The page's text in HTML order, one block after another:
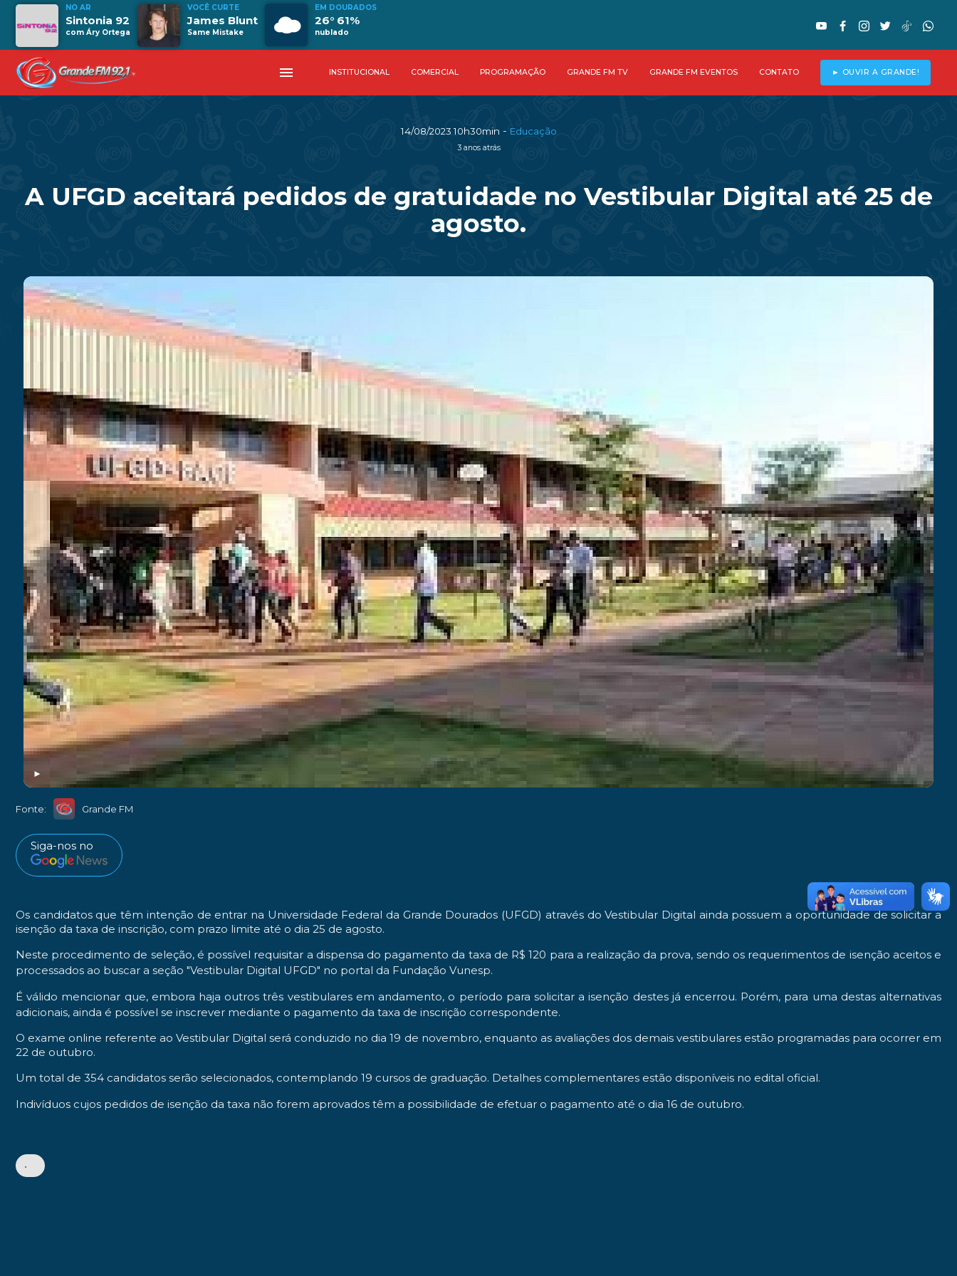
NO AR
Sintonia 92
com Áry Ortega
VOCÊ CURTE
James Blunt
Same Mistake
EM DOURADOS
26° 61%
nublado
menu INSTITUCIONAL COMERCIAL PROGRAMAÇÃO GRANDE FM TV GRANDE FM EVENTOS CONTATO ► OUVIR A GRANDE!
14/08/2023 10h30min - Educação
3 anos atrás
A UFGD aceitará pedidos de gratuidade no Vestibular Digital até 25 de
agosto.
►
Fonte: Grande FM
Siga-nos no
Os candidatos que têm intenção de entrar na Universidade Federal da Grande Dourados (UFGD) através do Vestibular Digital ainda possuem a oportunidade de solicitar a
isenção da taxa de inscrição, com prazo limite até o dia 25 de agosto.
Neste procedimento de seleção, é possível requisitar a dispensa do pagamento da taxa de R$ 120 para a realização da prova, sendo os requerimentos de isenção aceitos e
processados ao buscar a seção "Vestibular Digital UFGD" no portal da Fundação Vunesp.
É válido mencionar que, embora haja outros três vestibulares em andamento, o período para solicitar a isenção destes já encerrou. Porém, para uma destas alternativas
adicionais, ainda é possível se inscrever mediante o pagamento da taxa de inscrição correspondente.
O exame online referente ao Vestibular Digital será conduzido no dia 19 de novembro, enquanto as avaliações dos demais vestibulares estão programadas para ocorrer em
22 de outubro.
Um total de 354 candidatos serão selecionados, contemplando 19 cursos de graduação. Detalhes complementares estão disponíveis no edital oficial.
Indivíduos cujos pedidos de isenção da taxa não forem aprovados têm a possibilidade de efetuar o pagamento até o dia 16 de outubro.
•